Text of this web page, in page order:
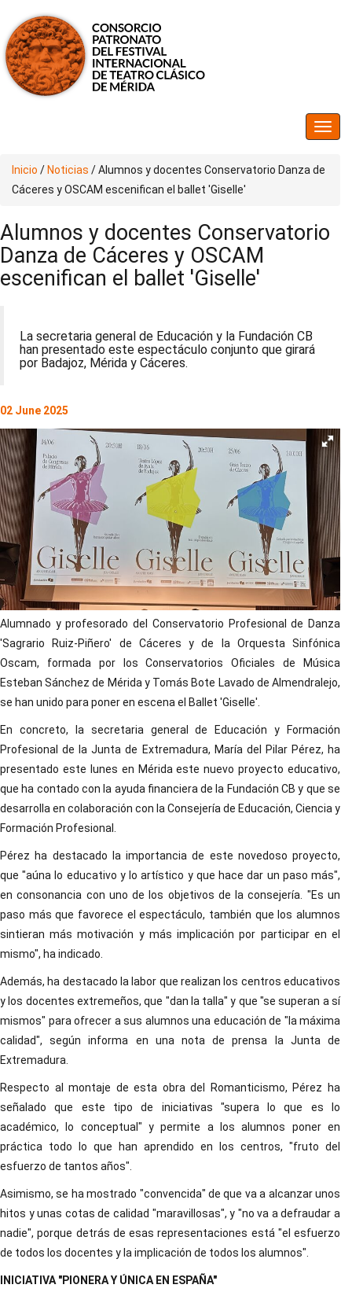
Inicio / Noticias /Alumnos y docentes Conservatorio Danza de
Cáceres y OSCAM escenifican el ballet 'Giselle'
Alumnos y docentes Conservatorio
Danza de Cáceres y OSCAM
escenifican el ballet 'Giselle'
La secretaria general de Educación y la Fundación CB
han presentado este espectáculo conjunto que girará
por Badajoz, Mérida y Cáceres.
02 June 2025
Alumnado y profesorado del Conservatorio Profesional de Danza
'Sagrario Ruiz-Piñero' de Cáceres y de la Orquesta Sinfónica
Oscam, formada por los Conservatorios Oficiales de Música
Esteban Sánchez de Mérida y Tomás Bote Lavado de Almendralejo,
se han unido para poner en escena el Ballet 'Giselle'.
En concreto, la secretaria general de Educación y Formación
Profesional de la Junta de Extremadura, María del Pilar Pérez, ha
presentado este lunes en Mérida este nuevo proyecto educativo,
que ha contado con la ayuda financiera de la Fundación CB y que se
desarrolla en colaboración con la Consejería de Educación, Ciencia y
Formación Profesional.
Pérez ha destacado la importancia de este novedoso proyecto,
que "aúna lo educativo y lo artístico y que hace dar un paso más",
en consonancia con uno de los objetivos de la consejería. "Es un
paso más que favorece el espectáculo, también que los alumnos
sintieran más motivación y más implicación por participar en el
mismo", ha indicado.
Además, ha destacado la labor que realizan los centros educativos
y los docentes extremeños, que "dan la talla" y que "se superan a sí
mismos" para ofrecer a sus alumnos una educación de "la máxima
calidad", según informa en una nota de prensa la Junta de
Extremadura.
Respecto al montaje de esta obra del Romanticismo, Pérez ha
señalado que este tipo de iniciativas "supera lo que es lo
académico, lo conceptual" y permite a los alumnos poner en
práctica todo lo que han aprendido en los centros, "fruto del
esfuerzo de tantos años".
Asimismo, se ha mostrado "convencida" de que va a alcanzar unos
hitos y unas cotas de calidad "maravillosas", y "no va a defraudar a
nadie", porque detrás de esas representaciones está "el esfuerzo
de todos los docentes y la implicación de todos los alumnos".
INICIATIVA "PIONERA Y ÚNICA EN ESPAÑA"